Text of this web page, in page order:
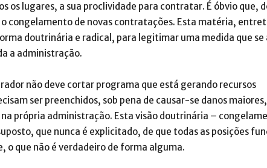
os lugares, a sua proclividade para contratar. É óbvio que,
congelamento de novas contratações. Esta matéria,
doutrinária e radical, para legitimar uma medida que
a administração.
não deve cortar programa que está gerando recursos
ser preenchidos, sob pena de causar-se danos
na própria administração. Esta visão doutrinária –
que nunca é explicitado, de que todas as posições
o que não é verdadeiro de forma alguma.